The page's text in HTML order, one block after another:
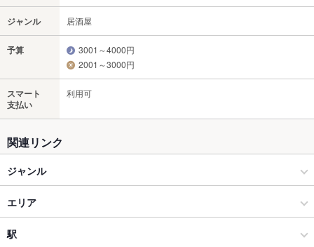
ジャンル 居酒屋
予算
3001～4000円
2001～3000円
スマート
支払い
利用可
関連リンク
ジャンル
居酒屋
和風
エリア
岡崎
駅